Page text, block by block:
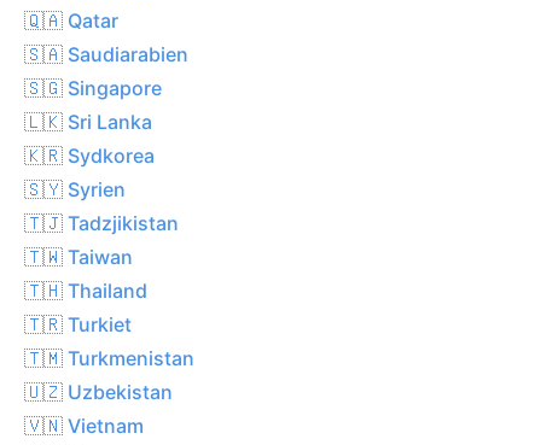
🇶🇦 Qatar
🇸🇦 Saudiarabien
🇸🇬 Singapore
🇱🇰 Sri Lanka
🇰🇷 Sydkorea
🇸🇾 Syrien
🇹🇯 Tadzjikistan
🇹🇼 Taiwan
🇹🇭 Thailand
🇹🇷 Turkiet
🇹🇲 Turkmenistan
🇺🇿 Uzbekistan
🇻🇳 Vietnam